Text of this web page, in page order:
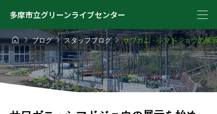
多摩市立グリーンライブセンター
ブログスタッフブログサワガニ・シマドジョウの展